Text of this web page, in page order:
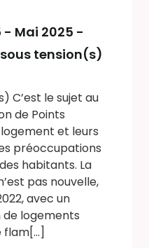
- Mai 2025 -
tension(s)
C’est le sujet au
de Points
et leurs
préoccupations
habitants. La
pas nouvelle,
avec un
logements
flam[...]